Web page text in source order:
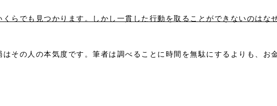
らでも見つかります。しかし一貫した行動を取ることができないのはな
その人の本気度です。筆者は調べることに時間を無駄にするよりも、お